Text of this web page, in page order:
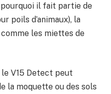
il fait partie de
poils d’animaux), la
les miettes de
V15 Detect peut
la moquette ou des sols